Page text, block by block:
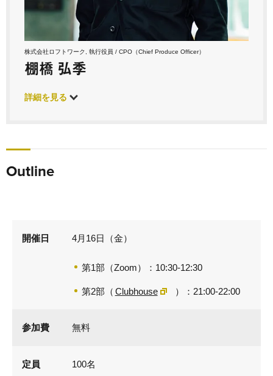
株式会社ロフトワーク, 執行役員 / CPO（Chief Produce Officer）
棚橋 弘季
詳細を見る
Outline
開催日 4月16日（金）
第1部（Zoom）：10:30-12:30
第2部（ Clubhouse ）：21:00-22:00
参加費 無料
定員 100名